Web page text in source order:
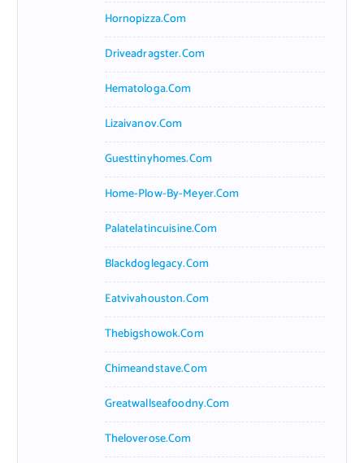
Hornopizza.com
Driveadragster.com
Hematologa.com
Lizaivanov.com
Guesttinyhomes.com
Home-Plow-By-Meyer.com
Palatelatincuisine.com
Blackdoglegacy.com
Eatvivahouston.com
Thebigshowok.com
Chimeandstave.com
Greatwallseafoodny.com
Theloverose.com